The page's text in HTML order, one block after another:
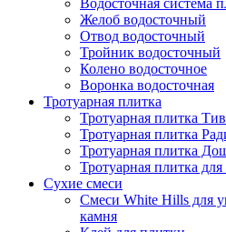
Водосточная система
Желоб водосточный
Отвод водосточный
Тройник водосточный
Колено водосточное
Воронка водосточная
Тротуарная плитка
Тротуарная плитка
Тротуарная плитка
Тротуарная плитка
Тротуарная плитка для
Сухие смеси
Смеси White Hills для
камня